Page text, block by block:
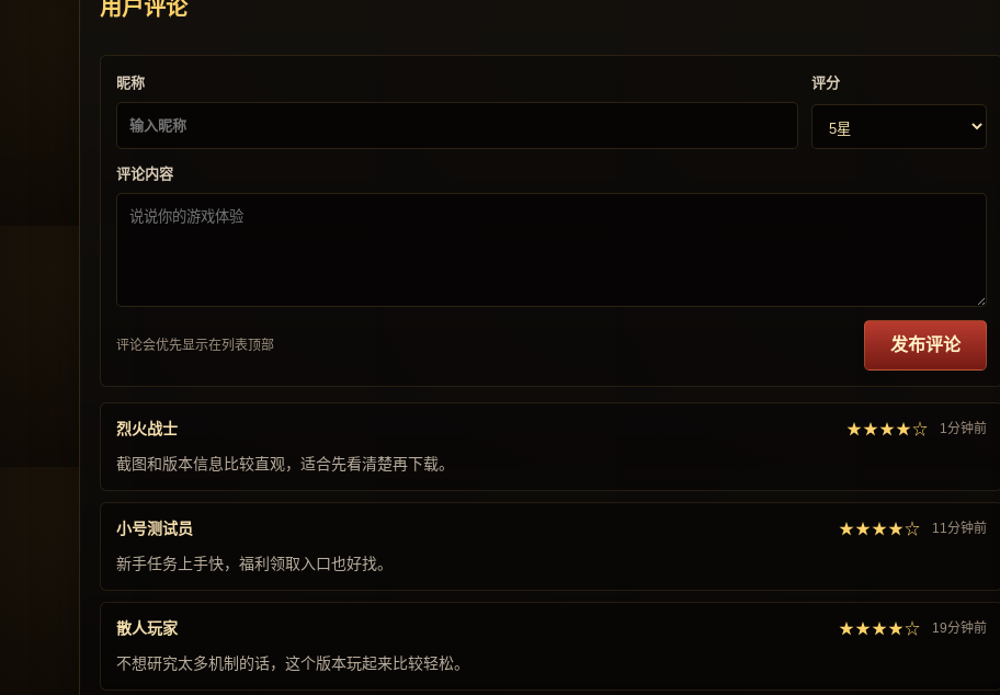
用户评论
昵称 评分
评论内容
评论会优先显示在列表顶部 发布评论
烈火战士 ★★★★☆ 1分钟前
截图和版本信息比较直观，适合先看清楚再下载。
小号测试员 ★★★★☆ 11分钟前
新手任务上手快，福利领取入口也好找。
散人玩家 ★★★★☆ 19分钟前
不想研究太多机制的话，这个版本玩起来比较轻松。